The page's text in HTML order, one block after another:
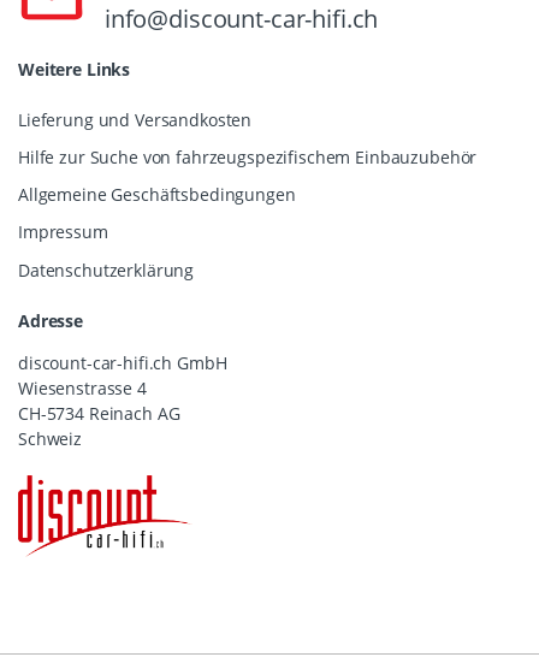
info@discount-car-hifi.ch
Weitere Links
Lieferung und Versandkosten
Hilfe zur Suche von fahrzeugspezifischem Einbauzubehör
Allgemeine Geschäftsbedingungen
Impressum
Datenschutzerklärung
Adresse
discount-car-hifi.ch GmbH
Wiesenstrasse 4
CH-5734 Reinach AG
Schweiz